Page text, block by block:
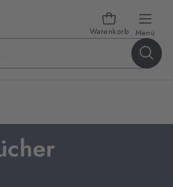
Warenkorb Menü